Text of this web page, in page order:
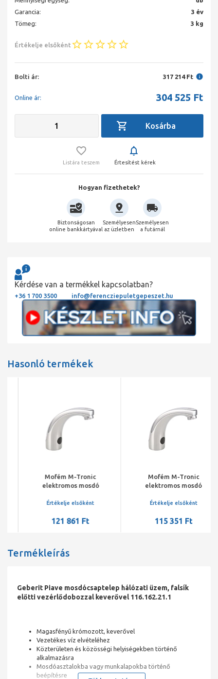
Garancia:
3 év
Tömeg:
3 kg
Értékelje elsőként
Bolti ár: 317 214 Ft
Online ár: 304 525 Ft
Listára teszem Értesítést kérek
Hogyan fizethetek?
Biztonságosan
online bankkártyával
Személyesen
az üzletben
Személyesen
a futárnál
Kérdése van a termékkel kapcsolatban?
+36 1 700 3500 info@ferencziepuletgepeszet.hu
Hasonló termékek
Mofém M-Tronic
elektromos mosdó
mágnesszelep, 230V/50Hz
Értékelje elsőként
121 861 Ft
Mofém M-Tronic
elektromos mosdó
mágnesszelep, 4x1,5V alkáli
Értékelje elsőként
115 351 Ft
Termékleírás
Geberit Piave mosdócsaptelep hálózati üzem, falsík
előtti vezérlődobozzal keverővel 116.162.21.1
Magasfényű krómozott, keverővel
Vezetékes víz elvételéhez
Közterületen és közösségi helyiségekben történő
alkalmazásra
Mosdóasztalokba vagy munkalapokba történő
beépítésre